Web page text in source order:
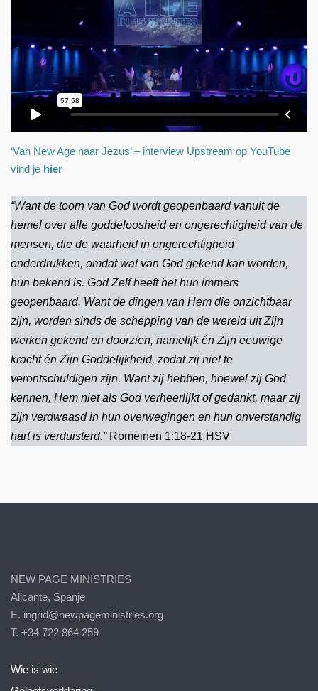
‘Van New Age naar Jezus’ – interview Upstream op YouTube
vind je hier
“Want de toorn van God wordt geopenbaard vanuit de
hemel over alle goddeloosheid en ongerechtigheid van de
mensen, die de waarheid in ongerechtigheid
onderdrukken, omdat wat van God gekend kan worden,
hun bekend is. God Zelf heeft het hun immers
geopenbaard. Want de dingen van Hem die onzichtbaar
zijn, worden sinds de schepping van de wereld uit Zijn
werken gekend en doorzien, namelijk én Zijn eeuwige
kracht én Zijn Goddelijkheid, zodat zij niet te
verontschuldigen zijn. Want zij hebben, hoewel zij God
kennen, Hem niet als God verheerlijkt of gedankt, maar zij
zijn verdwaasd in hun overwegingen en hun onverstandig
hart is verduisterd.”Romeinen 1:18-21 HSV
NEW PAGE MINISTRIES
Alicante, Spanje
E. ingrid@newpageministries.org
T. +34 722 864 259
Wie is wie